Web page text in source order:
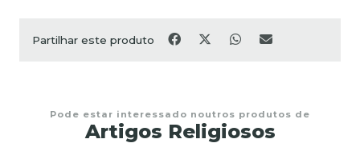
Partilhar este produto
Pode estar interessado noutros produtos de
Artigos Religiosos